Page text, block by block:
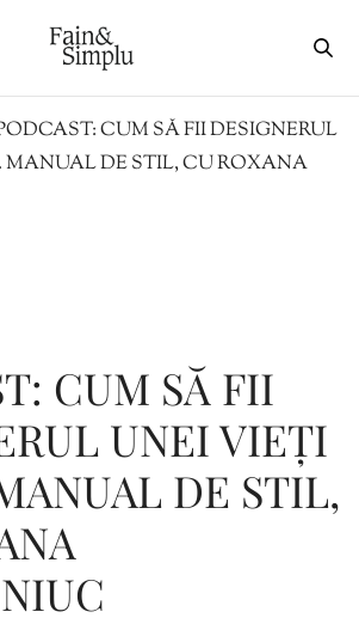
CUM SĂ FII DESIGNERUL
MANUAL DE STIL, CU ROXANA
CUM SĂ FII
UNEI VIEȚI
DE STIL,